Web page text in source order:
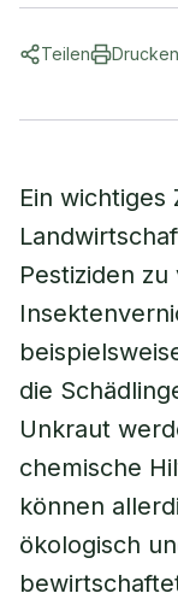
Teilen Drucken
Ein wichtiges
Pestiziden
die
Unkraut
chemische
können
ökologisch